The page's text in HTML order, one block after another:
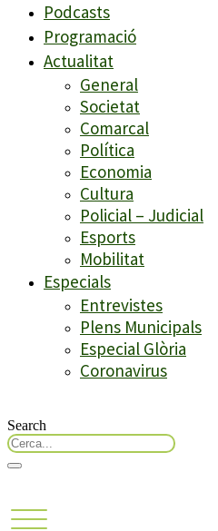
Podcasts
Programació
Actualitat
General
Societat
Comarcal
Política
Economia
Cultura
Policial – Judicial
Esports
Mobilitat
Especials
Entrevistes
Plens Municipals
Especial Glòria
Coronavirus
Search